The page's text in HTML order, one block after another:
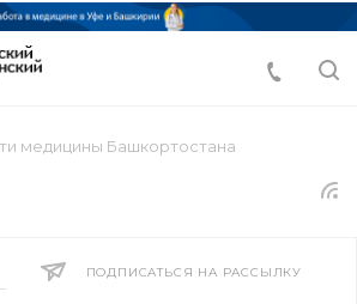
медицины Башкортостана
ПОДПИСАТЬСЯ НА РАССЫЛКУ